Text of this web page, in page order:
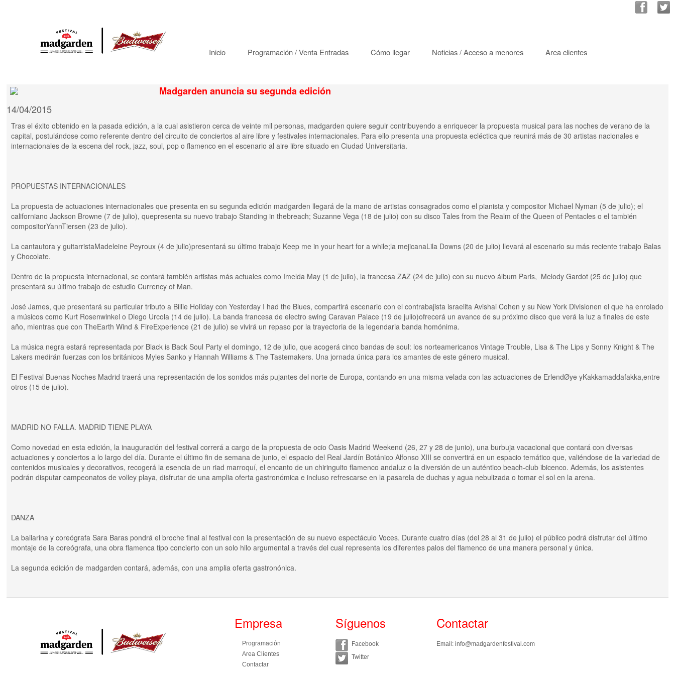
Inicio Programación / Venta Entradas Cómo llegar Noticias / Acceso a menores Area clientes
Madgarden anuncia su segunda edición
14/04/2015
Tras el éxito obtenido en la pasada edición, a la cual asistieron cerca de veinte mil personas, madgarden quiere seguir contribuyendo a enriquecer la propuesta musical para las noches de verano de la
capital, postulándose como referente dentro del circuito de conciertos al aire libre y festivales internacionales. Para ello presenta una propuesta ecléctica que reunirá más de 30 artistas nacionales e
internacionales de la escena del rock, jazz, soul, pop o flamenco en el escenario al aire libre situado en Ciudad Universitaria.
PROPUESTAS INTERNACIONALES
La propuesta de actuaciones internacionales que presenta en su segunda edición madgarden llegará de la mano de artistas consagrados como el pianista y compositor Michael Nyman (5 de julio); el
californiano Jackson Browne (7 de julio), quepresenta su nuevo trabajo Standing in thebreach; Suzanne Vega (18 de julio) con su disco Tales from the Realm of the Queen of Pentacles o el también
compositorYannTiersen (23 de julio).
La cantautora y guitarristaMadeleine Peyroux (4 de julio)presentará su último trabajo Keep me in your heart for a while;la mejicanaLila Downs (20 de julio) llevará al escenario su más reciente trabajo Balas
y Chocolate.
Dentro de la propuesta internacional, se contará también artistas más actuales como Imelda May (1 de julio), la francesa ZAZ (24 de julio) con su nuevo álbum Paris, Melody Gardot (25 de julio) que
presentará su último trabajo de estudio Currency of Man.
José James, que presentará su particular tributo a Billie Holiday con Yesterday I had the Blues, compartirá escenario con el contrabajista israelita Avishai Cohen y su New York Divisionen el que ha enrolado
a músicos como Kurt Rosenwinkel o Diego Urcola (14 de julio). La banda francesa de electro swing Caravan Palace (19 de julio)ofrecerá un avance de su próximo disco que verá la luz a finales de este
año, mientras que con TheEarth Wind & FireExperience (21 de julio) se vivirá un repaso por la trayectoria de la legendaria banda homónima.
La música negra estará representada por Black is Back Soul Party el domingo, 12 de julio, que acogerá cinco bandas de soul: los norteamericanos Vintage Trouble, Lisa & The Lips y Sonny Knight & The
Lakers medirán fuerzas con los británicos Myles Sanko y Hannah Williams & The Tastemakers. Una jornada única para los amantes de este género musical.
El Festival Buenas Noches Madrid traerá una representación de los sonidos más pujantes del norte de Europa, contando en una misma velada con las actuaciones de ErlendØye yKakkamaddafakka,entre
otros (15 de julio).
MADRID NO FALLA. MADRID TIENE PLAYA
Como novedad en esta edición, la inauguración del festival correrá a cargo de la propuesta de ocio Oasis Madrid Weekend (26, 27 y 28 de junio), una burbuja vacacional que contará con diversas
actuaciones y conciertos a lo largo del día. Durante el último fin de semana de junio, el espacio del Real Jardín Botánico Alfonso XIII se convertirá en un espacio temático que, valiéndose de la variedad de
contenidos musicales y decorativos, recogerá la esencia de un riad marroquí, el encanto de un chiringuito flamenco andaluz o la diversión de un auténtico beach-club ibicenco. Además, los asistentes
podrán disputar campeonatos de volley playa, disfrutar de una amplia oferta gastronómica e incluso refrescarse en la pasarela de duchas y agua nebulizada o tomar el sol en la arena.
DANZA
La bailarina y coreógrafa Sara Baras pondrá el broche final al festival con la presentación de su nuevo espectáculo Voces. Durante cuatro días (del 28 al 31 de julio) el público podrá disfrutar del último
montaje de la coreógrafa, una obra flamenca tipo concierto con un solo hilo argumental a través del cual representa los diferentes palos del flamenco de una manera personal y única.
La segunda edición de madgarden contará, además, con una amplia oferta gastronónica.
Empresa
Programación
Area Clientes
Contactar
Síguenos
Facebook
Twitter
Contactar
Email: info@madgardenfestival.com